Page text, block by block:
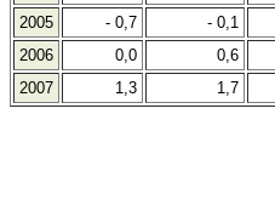
2005
- 0,7 - 0,1
2006
0,0 0,6
2007
1,3 1,7